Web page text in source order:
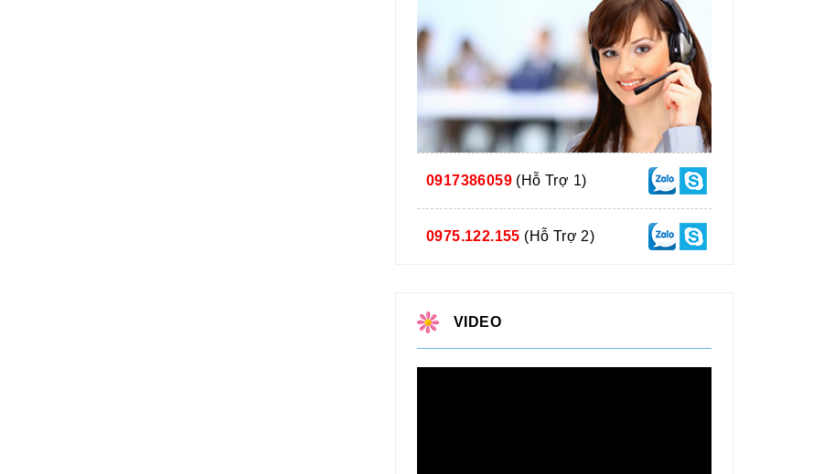
0917386059 (Hỗ Trợ 1)
0975.122.155 (Hỗ Trợ 2)
VIDEO